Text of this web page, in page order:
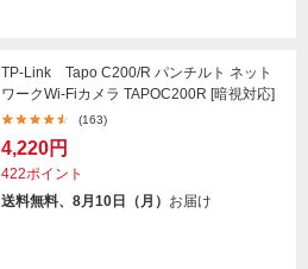
TP-Link Tapo C200/R パンチルト ネット
ワークWi-Fiカメラ TAPOC200R [暗視対応]
(163)
4,220円
422ポイント
送料無料、8月10日（月） お届け